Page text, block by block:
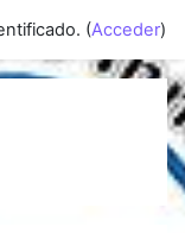
(Acceder)